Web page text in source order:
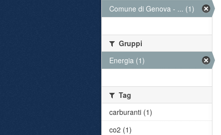
Comune di Genova - ... (1)
Gruppi
Energia (1)
Tag
carburanti (1)
co2 (1)